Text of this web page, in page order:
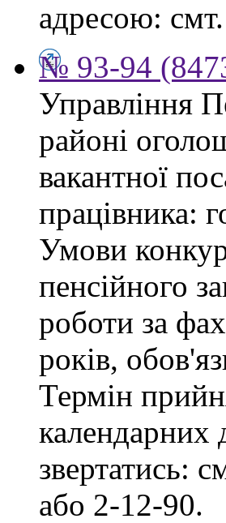
адресою:
№ 93-94
Управління
районі
вакантної
працівника:
Умови
пенсійного
роботи за
років,
Термін
календарних
звертатись:
або 2-12-90.